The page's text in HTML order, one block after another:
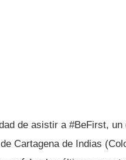
de asistir a #BeFirst,
Cartagena de Indias